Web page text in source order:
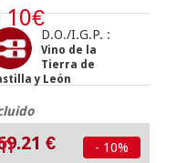
D.O./I.G.P. :
Vino de la
Tierra de
y León
€ - 10%
10€